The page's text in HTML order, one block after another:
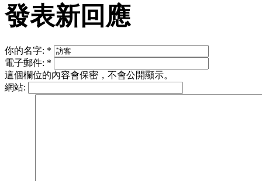
發表新回應
你的名字: *
電子郵件: *
這個欄位的內容會保密，不會公開顯示。
網站: